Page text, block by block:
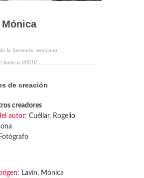
la literatura mexicana
lamo-a-00010
de creación
creadores
autor: Cuéllar, Rogelio
Fotógrafo
Lavín, Mónica